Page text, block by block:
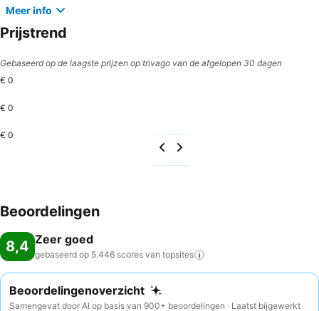
Meer info
Prijstrend
Gebaseerd op de laagste prijzen op trivago van de afgelopen 30 dagen
€ 0
€ 0
€ 0
Beoordelingen
8,4 Zeer goed
gebaseerd op 5.446 scores van topsites
Beoordelingenoverzicht
Samengevat door AI op basis van 900+ beoordelingen · Laatst bijgewerkt